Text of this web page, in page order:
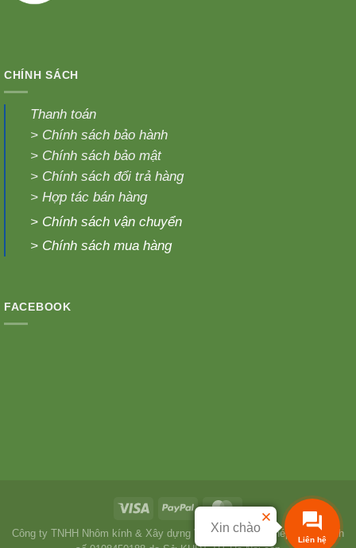
CHÍNH SÁCH
Thanh toán
> Chính sách bảo hành
> Chính sách bảo mật
> Chính sách đổi trả hàng
>Hợp tác bán hàng
> Chính sách vận chuyển
> Chính sách mua hàng
FACEBOOK
Công ty TNHH Nhôm kính & Xây dựng Việt Hưng Giấy phép kinh doanh
Liên hệ
Xin chào